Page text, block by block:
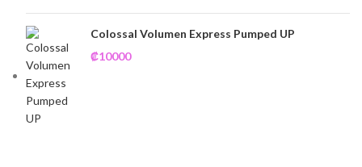
Colossal Volumen Express Pumped UP
₡10000